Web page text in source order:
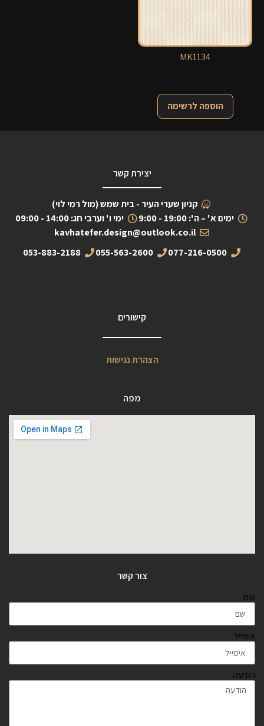
MK1134
הוספה לרשימה
יצירת קשר
קניון שערי העיר - בית שמש (מול רמי לוי)
ימים א' – ה': 19:00 - 9:00
ימי ו' וערבי חג: 14:00 - 09:00
kavhatefer.design@outlook.co.il
077-216-0500
055-563-2600
053-883-2188
קישורים
הצהרת נגישות
מפה
צור קשר
שם
אימייל
הודעה